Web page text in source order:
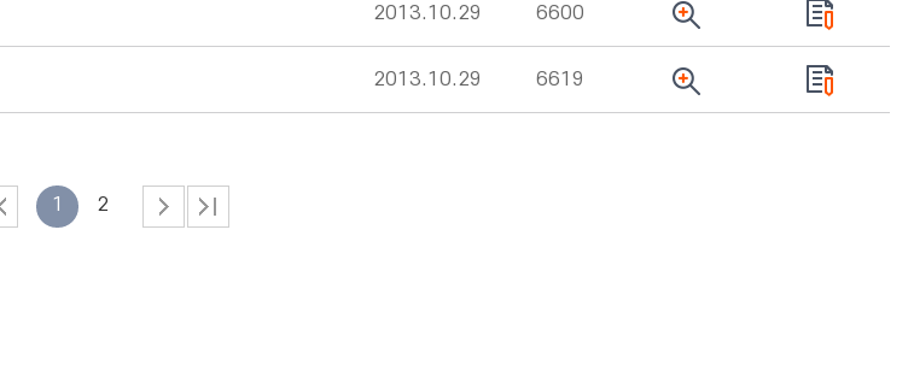
2013.10.29 6600
2013.10.29 6619
1 2